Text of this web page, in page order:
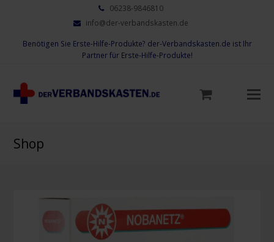
06238-9846810
info@der-verbandskasten.de
Benötigen Sie Erste-Hilfe-Produkte? der-Verbandskasten.de ist Ihr
Partner für Erste-Hilfe-Produkte!
Shop